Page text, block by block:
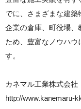
でに、さまざまな建
企業の倉庫、町役場、
ため、豊富なノウハウ
す。
カネマル工業株式会社
http://www.kanemaru-